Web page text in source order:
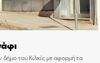
δήμο του Κιλκίς με αφορμή τα